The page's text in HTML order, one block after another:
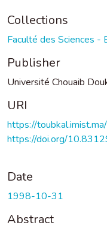
Collections
Faculté des Sciences -
Publisher
Université Chouaib
URI
https://
https://doi.org/
Date
1998-10-31
Abstract